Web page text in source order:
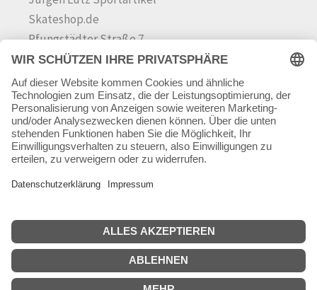
Skateshop.de
Pfungstädter Straße 7
64342 Seeheim-Jugenheim
Tel.06257 868181
Mail:info@skateshop.de
Warenkorb
Mein Konto
Copyright © 2026 skateshop.de